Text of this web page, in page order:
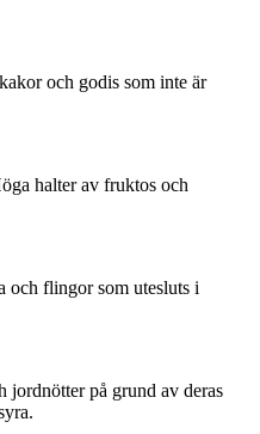
och godis som inte är
halter av fruktos och
och flingor som utesluts i
jordnötter på grund av deras